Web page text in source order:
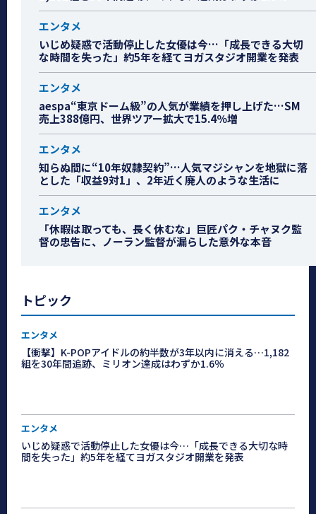
エンタメ
いじめ疑惑で活動停止した女優は今…「成長できる大切
な時間を失った」約5年を経てヨガスタジオ開業を発表
エンタメ
aespa“東京ドーム級”の人気が業績を押し上げた…SM
売上388億円、世界ツアー拡大で15.4％増
エンタメ
知らぬ間に“10年奴隷契約”…人気マジシャンを地獄に落
とした「収益9対1」、2年近く廃人のような生活に
エンタメ
「休暇は取っても、長く休むな」巨匠パク・チャヌク監
督の忠告に、ノーラン監督が漏らした意外な本音
トピック
エンタメ
【衝撃】K-POPアイドルの約半数が3年以内に消える…1,182
組を30年間追跡、ミリオン達成はわずか1.6％
エンタメ
いじめ疑惑で活動停止した女優は今…「成長できる大切な時
間を失った」約5年を経てヨガスタジオ開業を発表